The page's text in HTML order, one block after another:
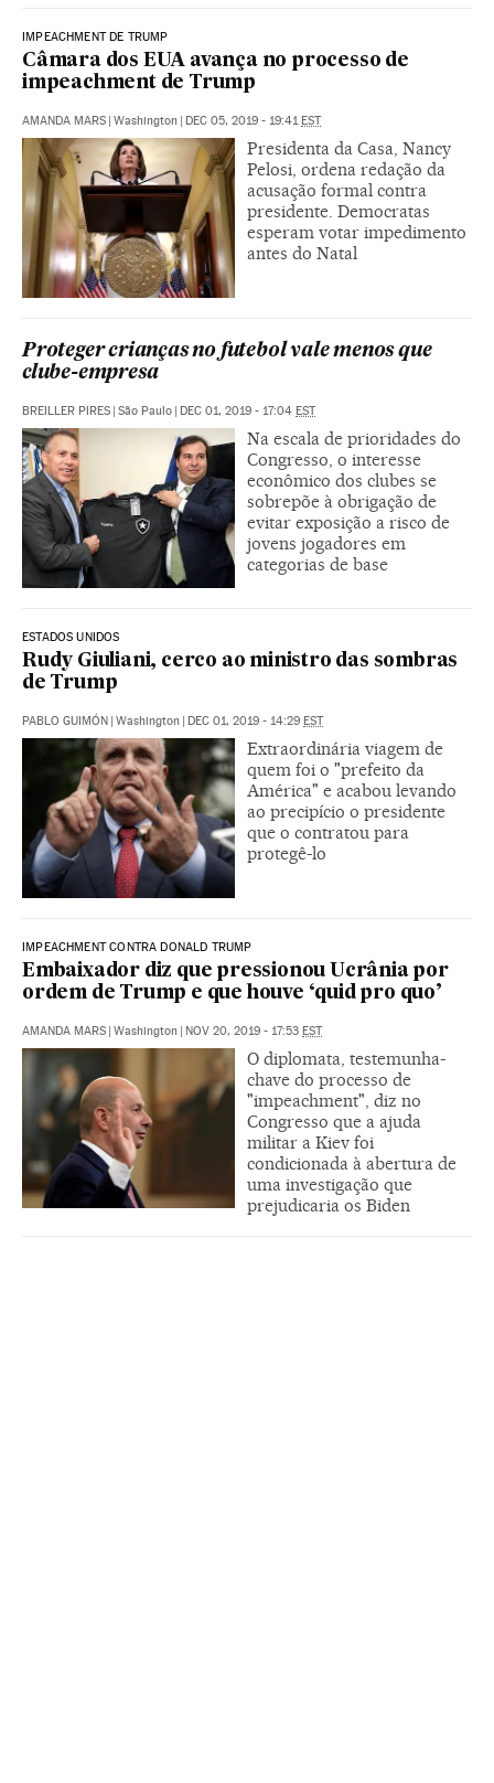
IMPEACHMENT DE TRUMP
Câmara dos EUA avança no processo de
impeachment de Trump
AMANDA MARS | Washington | DEC 05, 2019 - 19:41EST
Presidenta da Casa, Nancy
Pelosi, ordena redação da
acusação formal contra
presidente. Democratas
esperam votar impedimento
antes do Natal
Proteger crianças no futebol vale menos que
clube-empresa
BREILLER PIRES | São Paulo | DEC 01, 2019 - 17:04 EST
Na escala de prioridades do
Congresso, o interesse
econômico dos clubes se
sobrepõe à obrigação de
evitar exposição a risco de
jovens jogadores em
categorias de base
ESTADOS UNIDOS
Rudy Giuliani, cerco ao ministro das sombras
de Trump
PABLO GUIMÓN | Washington | DEC 01, 2019 - 14:29 EST
Extraordinária viagem de
quem foi o "prefeito da
América" e acabou levando
ao precipício o presidente
que o contratou para
protegê-lo
IMPEACHMENT CONTRA DONALD TRUMP
Embaixador diz que pressionou Ucrânia por
ordem de Trump e que houve ‘quid pro quo’
AMANDA MARS | Washington | NOV 20, 2019 - 17:53 EST
O diplomata, testemunha-
chave do processo de
"impeachment", diz no
Congresso que a ajuda
militar a Kiev foi
condicionada à abertura de
uma investigação que
prejudicaria os Biden